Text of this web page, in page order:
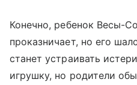
Конечно, ребенок Весы-
проказничает, но его
станет устраивать
игрушку, но родители